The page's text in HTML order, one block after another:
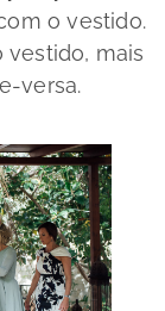
o vestido.
vestido, mais
versa.